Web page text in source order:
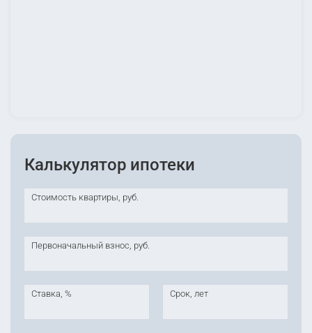
Калькулятор ипотеки
Стоимость квартиры, руб.
Первоначальный взнос, руб.
Ставка, % Срок, лет